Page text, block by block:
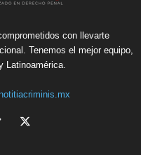
con llevarte
Tenemos el mejor equipo,
Latinoamérica.